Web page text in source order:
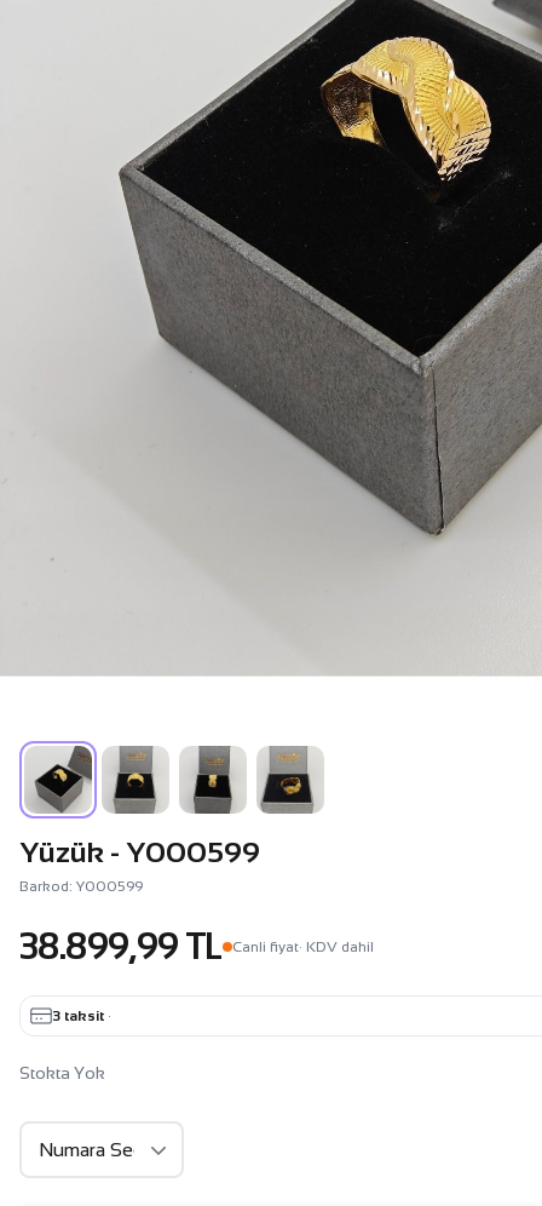
Yüzük - Y000599
Barkod: Y000599
38.899,99 TL Canli fiyat· KDV dahil
3 taksit ·
Stokta Yok